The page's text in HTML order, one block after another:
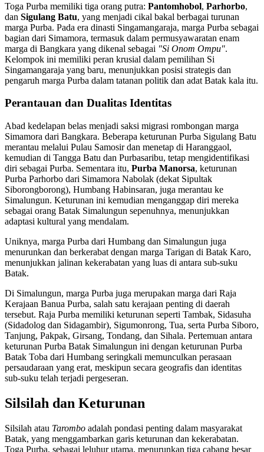
Toga Purba memiliki tiga orang putra: Pantomhobol, Parhorbo,
dan Sigulang Batu, yang menjadi cikal bakal berbagai turunan
marga Purba. Pada era dinasti Singamangaraja, marga Purba sebagai
bagian dari Simamora, termasuk dalam permusyawaratan enam
marga di Bangkara yang dikenal sebagai "Si Onom Ompu".
Kelompok ini memiliki peran krusial dalam pemilihan Si
Singamangaraja yang baru, menunjukkan posisi strategis dan
pengaruh marga Purba dalam tatanan politik dan adat Batak kala itu.
Perantauan dan Dualitas Identitas
Abad kedelapan belas menjadi saksi migrasi rombongan marga
Simamora dari Bangkara. Beberapa keturunan Purba Sigulang Batu
merantau melalui Pulau Samosir dan menetap di Haranggaol,
kemudian di Tangga Batu dan Purbasaribu, tetap mengidentifikasi
diri sebagai Purba. Sementara itu, Purba Manorsa, keturunan
Purba Parhorbo dari Simamora Nabolak (dekat Sipultak
Siborongborong), Humbang Habinsaran, juga merantau ke
Simalungun. Keturunan ini kemudian menganggap diri mereka
sebagai orang Batak Simalungun sepenuhnya, menunjukkan
adaptasi kultural yang mendalam.
Uniknya, marga Purba dari Humbang dan Simalungun juga
menurunkan dan berkerabat dengan marga Tarigan di Batak Karo,
menunjukkan jalinan kekerabatan yang luas di antara sub-suku
Batak.
Di Simalungun, marga Purba juga merupakan marga dari Raja
Kerajaan Banua Purba, salah satu kerajaan penting di daerah
tersebut. Raja Purba memiliki keturunan seperti Tambak, Sidasuha
(Sidadolog dan Sidagambir), Sigumonrong, Tua, serta Purba Siboro,
Tanjung, Pakpak, Girsang, Tondang, dan Sihala. Pertemuan antara
keturunan Purba Batak Simalungun ini dengan keturunan Purba
Batak Toba dari Humbang seringkali memunculkan perasaan
persaudaraan yang erat, meskipun secara geografis dan identitas
sub-suku telah terjadi pergeseran.
Silsilah dan Keturunan
Silsilah atau Tarombo adalah pondasi penting dalam masyarakat
Batak, yang menggambarkan garis keturunan dan kekerabatan.
Toga Purba, sebagai leluhur utama, menurunkan tiga cabang besar